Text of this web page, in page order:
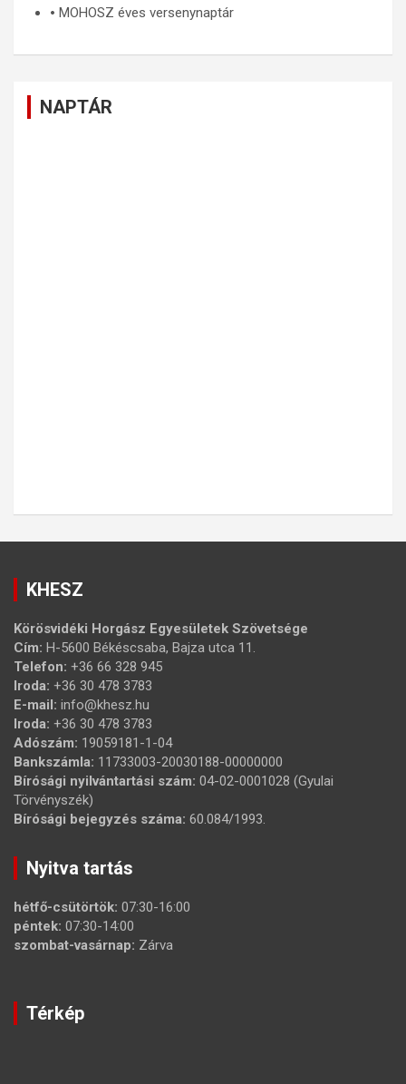
🞄 MOHOSZ éves versenynaptár
NAPTÁR
KHESZ
Körösvidéki Horgász Egyesületek Szövetsége
Cím: H-5600 Békéscsaba, Bajza utca 11.
Telefon: +36 66 328 945
Iroda: +36 30 478 3783
E-mail: info@khesz.hu
Iroda: +36 30 478 3783
Adószám: 19059181-1-04
Bankszámla: 11733003-20030188-00000000
Bírósági nyilvántartási szám: 04-02-0001028 (Gyulai
Törvényszék)
Bírósági bejegyzés száma: 60.084/1993.
Nyitva tartás
hétfő-csütörtök: 07:30-16:00
péntek: 07:30-14:00
szombat-vasárnap: Zárva
Térkép